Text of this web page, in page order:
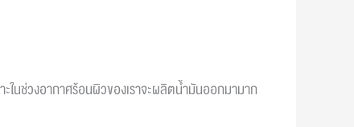
ะในช่วงอากาศร้อนผิวของเราจะผลิตน้ำมันออกมามาก